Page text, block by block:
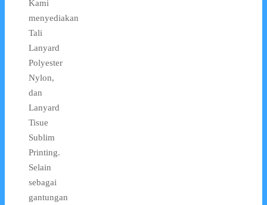
Kami
menyediakan
Tali
Lanyard
Polyester
Nylon,
dan
Lanyard
Tisue
Sublim
Printing.
Selain
sebagai
gantungan